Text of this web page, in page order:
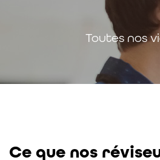
Toutes nos
Ce que nos